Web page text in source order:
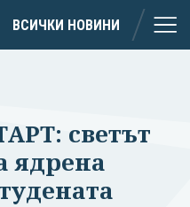
ВСИЧКИ НОВИНИ
светът
ядрена